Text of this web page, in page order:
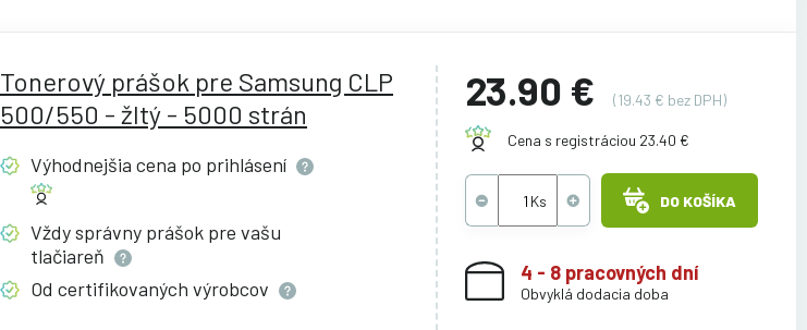
Tonerový prášok pre Samsung CLP
500/550 - žltý - 5000 strán
Výhodnejšia cena po prihlásení
Vždy správny prášok pre vašu
tlačiareň
Od certifikovaných výrobcov
23.90 € (19.43 € bez DPH)
Cena s registráciou 23.40 €
DO KOŠÍKA
4 - 8 pracovných dní
Obvyklá dodacia doba